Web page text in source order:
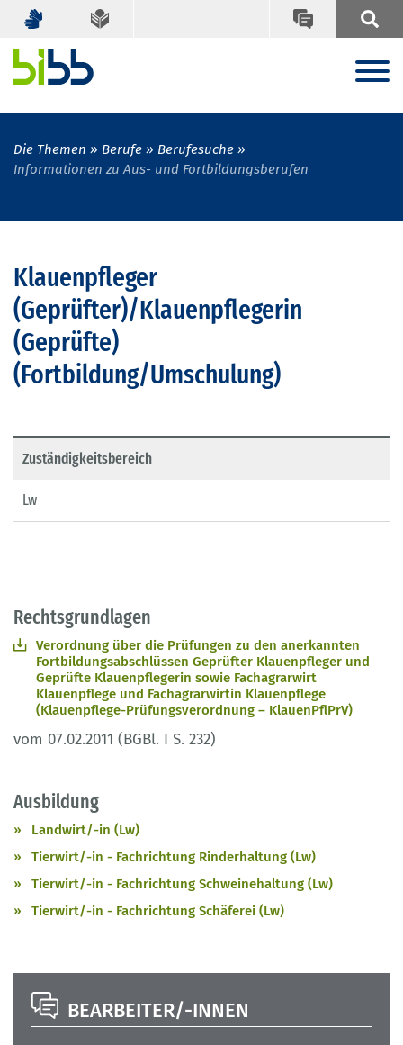
Die Themen Berufe
Berufesuche
Informationen zu Aus- und Fortbildungsberufen
Klauenpfleger
(Geprüfter)/Klauenpflegerin
(Geprüfte)
(Fortbildung/Umschulung)
Zuständigkeitsbereich
Lw
Rechtsgrundlagen
Verordnung über die Prüfungen zu den anerkannten
Fortbildungsabschlüssen Geprüfter Klauenpfleger und
Geprüfte Klauenpflegerin sowie Fachagrarwirt
Klauenpflege und Fachagrarwirtin Klauenpflege
(Klauenpflege-Prüfungsverordnung – KlauenPflPrV)
vom 07.02.2011 (BGBl. I S. 232)
Ausbildung
Landwirt/-in (Lw)
Tierwirt/-in - Fachrichtung Rinderhaltung (Lw)
Tierwirt/-in - Fachrichtung Schweinehaltung (Lw)
Tierwirt/-in - Fachrichtung Schäferei (Lw)
BEARBEITER/-INNEN